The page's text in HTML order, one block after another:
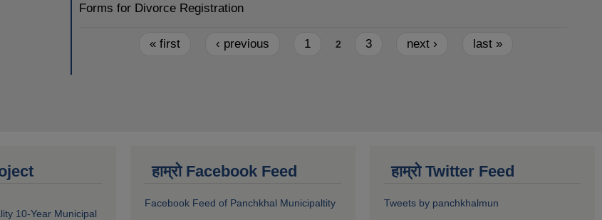
Forms for Divorce Registration
« first ‹ previous 1 2 3 next › last »
10-Year Municipal
हाम्रो Facebook Feed
Facebook Feed of Panchkhal Municipaltity
हाम्रो Twitter Feed
Tweets by panchkhalmun